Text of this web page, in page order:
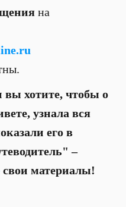
на
вы хотите, чтобы о
узнала вся
его в
–
свои материалы!